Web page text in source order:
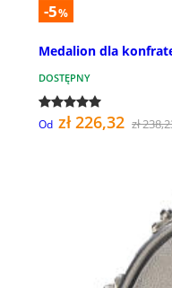
-5%
Medalion dla
DOSTĘPNY
Od zł 226,32 zł